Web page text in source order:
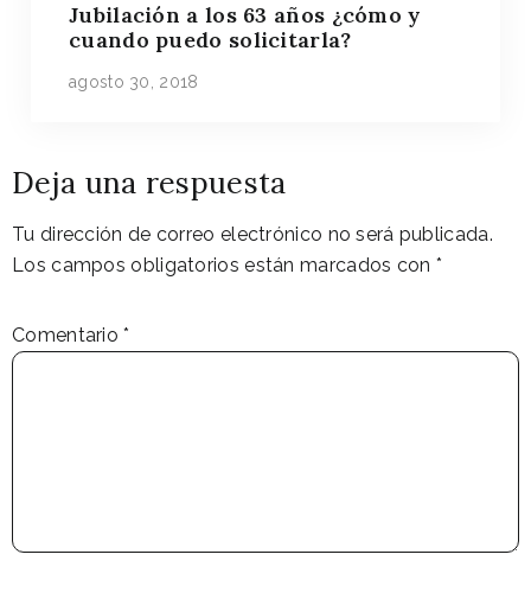
Jubilación a los 63 años ¿cómo y
cuando puedo solicitarla?
agosto 30, 2018
Deja una respuesta
Tu dirección de correo electrónico no será publicada.
Los campos obligatorios están marcados con *
Comentario*